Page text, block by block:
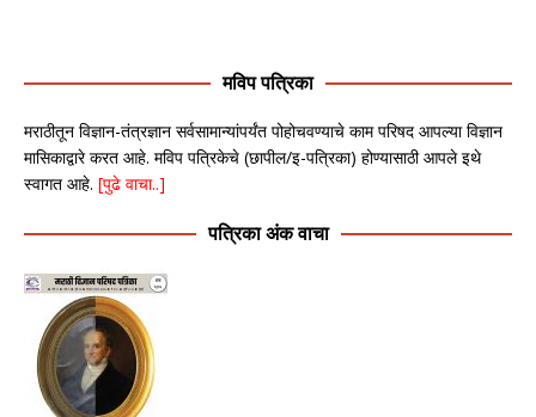
मविप पत्रिका
मराठीतून विज्ञान-तंत्रज्ञान सर्वसामान्यांपर्यंत पोहोचवण्याचे काम परिषद आपल्या विज्ञान
मासिकाद्वारे करत आहे. मविप पत्रिकेचे (छापील/इ-पत्रिका) होण्यासाठी आपले इथे
स्वागत आहे. [पुढे वाचा..]
पत्रिका अंक वाचा